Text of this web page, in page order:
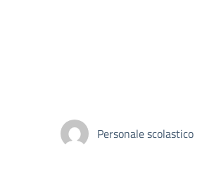
Personale scolastico